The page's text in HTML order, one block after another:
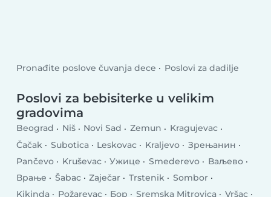
Pronađite poslove čuvanja dece Poslovi za dadilje
Poslovi za bebisiterke u velikim
gradovima
Beograd Niš Novi Sad Zemun
Kragujevac
Čačak
Subotica Leskovac Kraljevo
Зрењанин
Pančevo
Kruševac Ужице Smederevo
Ваљево
Врање
Šabac Zaječar Trstenik
Sombor
Kikinda
Požarevac Бор Sremska Mitrovica
Vršac